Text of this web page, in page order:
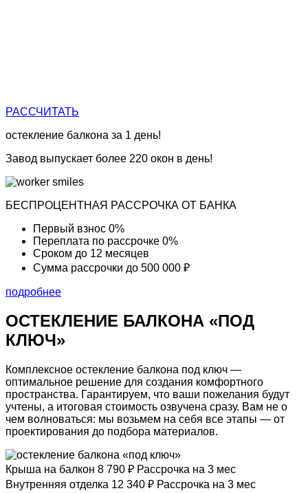
РАССЧИТАТЬ
остекление балкона за 1 день!
Завод выпускает более 220 окон в день!
БЕСПРОЦЕНТНАЯ РАССРОЧКА ОТ БАНКА
Первый взнос 0%
Переплата по рассрочке 0%
Сроком до 12 месяцев
Сумма рассрочки до 500 000 ₽
подробнее
ОСТЕКЛЕНИЕ БАЛКОНА «ПОД
КЛЮЧ»
Комплексное остекление балкона под ключ —
оптимальное решение для создания комфортного
пространства. Гарантируем, что ваши пожелания будут
учтены, а итоговая стоимость озвучена сразу. Вам не о
чем волноваться: мы возьмем на себя все этапы — от
проектирования до подбора материалов.
Крыша на балкон 8 790
Рассрочка на 3 мес
Внутренняя отделка 12 340
Рассрочка на 3 мес